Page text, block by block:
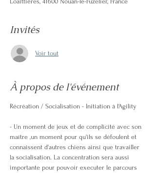
Invités
Voir tout
À propos de l'événement
Récréation / Socialisation - Initiation à l'Agility
- Un moment de jeux et de complicité avec son
maître ,un moment pour qu'ils se défoulent et
connaissent d'autres chiens ainsi que travailler
la socialisation. La concentration sera aussi
importante pour pouvoir executer le parcours